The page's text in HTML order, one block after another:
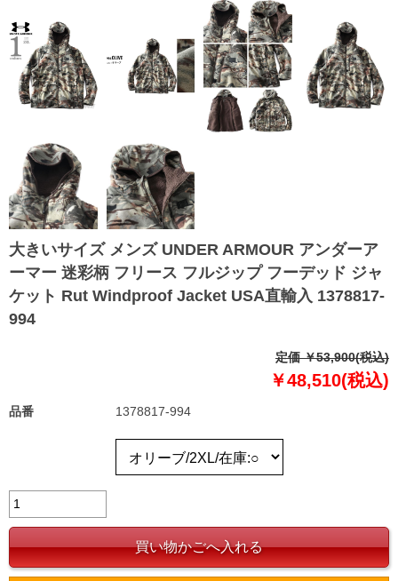
大きいサイズ メンズ UNDER ARMOUR アンダーア
ーマー 迷彩柄 フリース フルジップ フーデッド ジャ
ケット Rut Windproof Jacket USA直輸入 1378817-
994
定価 ￥53,900(税込)
￥48,510(税込)
品番 1378817-994